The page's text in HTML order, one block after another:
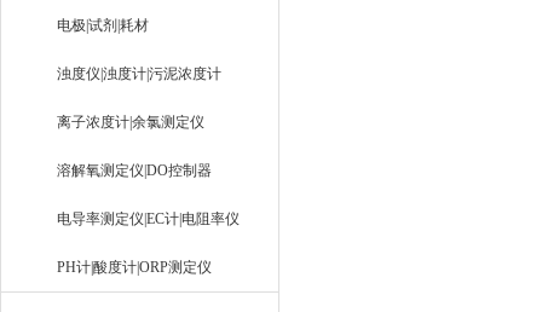
仪
电极|试剂|耗材
浊度仪|浊度计|污泥浓度计
离子浓度计|余氯测定仪
溶解氧测定仪|DO控制器
电导率测定仪|EC计|电阻率仪
PH计|酸度计|ORP测定仪